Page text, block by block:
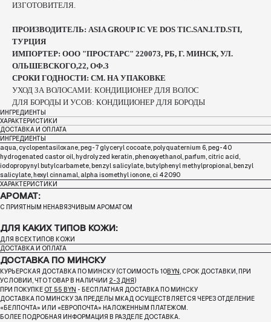
ИЗГОТОВИТЕЛЯ.
ПРОИЗВОДИТЕЛЬ: ASIA GROUP IC VE DOS TIC.SAN.LTD.STI,
ТУРЦИЯ
ИМПОРТЕР: ООО "ПРОСТАРС" 220073, РБ, Г. МИНСК, УЛ.
ОЛЬШЕВСКОГО,22, ОФ.3
СРОКИ ГОДНОСТИ: СМ. НА УПАКОВКЕ
УХОД ЗА ВОЛОСАМИ: КОНДИЦИОНЕР ДЛЯ ВОЛОС
ДЛЯ БОРОДЫ И УСОВ: КОНДИЦИОНЕР ДЛЯ БОРОДЫ
ИНГРЕДИЕНТЫ
ХАРАКТЕРИСТИКИ
ДОСТАВКА И ОПЛАТА
ИНГРЕДИЕНТЫ
aqua, cyclopentasiloxane, peg-7 glyceryl cocoate, polyquaternium 6, peg-40
hydrogenated castor oil, hydrolyzed keratin, phenoxyethanol, parfum, citric acid,
iodopropynyl butylcarbamete, benzyl salicylate, butylphenyl methylpropional, benzyl
salicylate, hexyl cinnamal, alpha isomethyl ionone, ci 42090
ХАРАКТЕРИСТИКИ
АРОМАТ:
С ПРИЯТНЫМ НЕНАВЯЗЧИВЫМ АРОМАТОМ
ДЛЯ КАКИХ ТИПОВ КОЖИ:
ДЛЯ ВСЕХ ТИПОВ КОЖИ
ДОСТАВКА И ОПЛАТА
ДОСТАВКА ПО МИНСКУ
КУРЬЕРСКАЯ ДОСТАВКА ПО МИНСКУ (СТОИМОСТЬ 10BYN, СРОК ДОСТАВКИ, ПРИ
УСЛОВИИ, ЧТО ТОВАР В НАЛИЧИИ 2-3 ДНЯ )
ПРИ ПОКУПКЕ ОТ 55 BYN - БЕСПЛАТНАЯ ДОСТАВКА ПО МИНСКУ
ДОСТАВКА ПО МИНСКУ ЗА ПРЕДЕЛЫ МКАД ОСУЩЕСТВЛЯЕТСЯ ЧЕРЕЗ ОТДЕЛЕНИЕ
«БЕЛПОЧТА» ИЛИ «ЕВРОПОЧТА» НАЛОЖЕННЫМ ПЛАТЕЖОМ.
БОЛЕЕ ПОДРОБНАЯ ИНФОРМАЦИЯ В РАЗДЕЛЕ ДОСТАВКА.